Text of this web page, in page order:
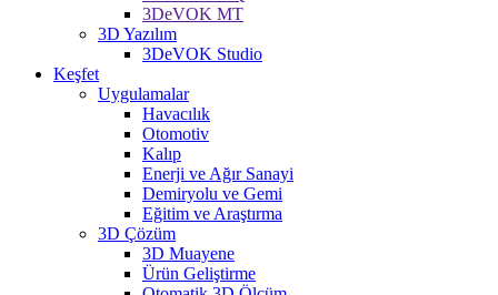
3DeVOK MT
3D Yazılım
3DeVOK Studio
Keşfet
Uygulamalar
Havacılık
Otomotiv
Kalıp
Enerji ve Ağır Sanayi
Demiryolu ve Gemi
Eğitim ve Araştırma
3D Çözüm
3D Muayene
Ürün Geliştirme